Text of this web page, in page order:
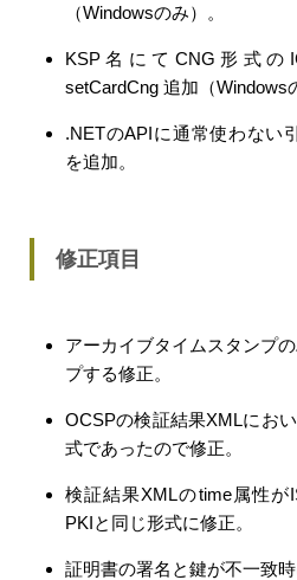
（Windowsのみ）。
KSP名にてCNG形式
setCardCng 追加（Windows
.NETのAPIに通常使わない
を追加。
修正項目
アーカイブタイムスタンプ
プする修正。
OCSPの検証結果XMLにお
式であったので修正。
検証結果XMLのtime属性が
PKIと同じ形式に修正。
証明書の署名と鍵が不一致